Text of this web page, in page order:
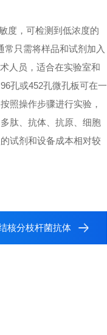
度，可检测到低浓度的
只需将样品和试剂加入
人员，适合在实验室和
孔或452孔微孔板可在一
照操作步骤进行实验，
肽、抗体、抗原、细胞
试剂和设备成本相对较
核分枝杆菌抗体